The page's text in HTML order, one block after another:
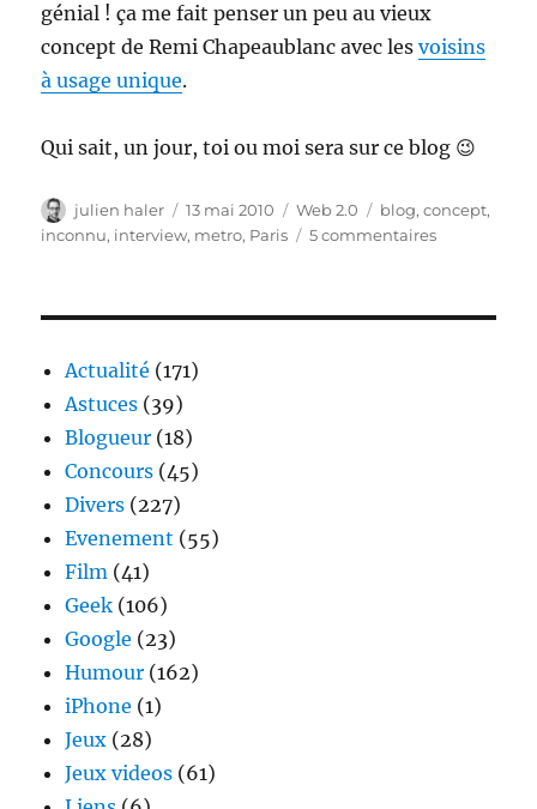
génial ! ça me fait penser un peu au vieux
concept de Remi Chapeaublanc avec lesvoisins
à usage unique.
Qui sait, un jour, toi ou moi sera sur ce blog 😉
Auteur
julien haler
Publié
le
13 mai 2010 Catégories
Web 2.0 Étiquettes
blog,concept,
inconnu, interview, metro, Paris 5 commentairessur
Actualité (171)
Astuces (39)
Blogueur (18)
Concours (45)
Divers (227)
Evenement (55)
Film (41)
Geek (106)
Google (23)
Humour (162)
iPhone (1)
Jeux (28)
Jeux videos (61)